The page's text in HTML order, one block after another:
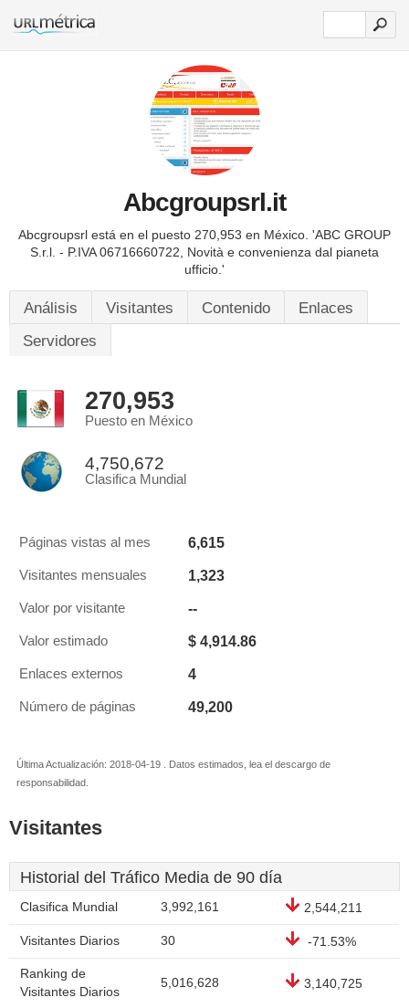
Abcgroupsrl.it
Abcgroupsrl está en el puesto 270,953 en México. 'ABC GROUP
S.r.l. - P.IVA 06716660722, Novità e convenienza dal pianeta
ufficio.'
Análisis Visitantes Contenido
Enlaces
Servidores
270,953
Puesto en México
4,750,672
Clasifica Mundial
Páginas vistas al mes 6,615
Visitantes mensuales 1,323
Valor por visitante --
Valor estimado $ 4,914.86
Enlaces externos 4
Número de páginas 49,200
Última Actualización: 2018-04-19 . Datos estimados, lea el descargo de
responsabilidad.
Visitantes
Historial del Tráfico Media de 90 día
Clasifica Mundial 3,992,161 2,544,211
Visitantes Diarios 30 -71.53%
Ranking de
Visitantes Diarios
5,016,628 3,140,725